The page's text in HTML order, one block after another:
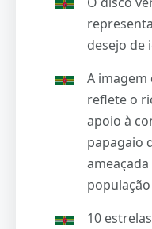
desejo de
A imagem
reflete o
apoio à
papagaio
10